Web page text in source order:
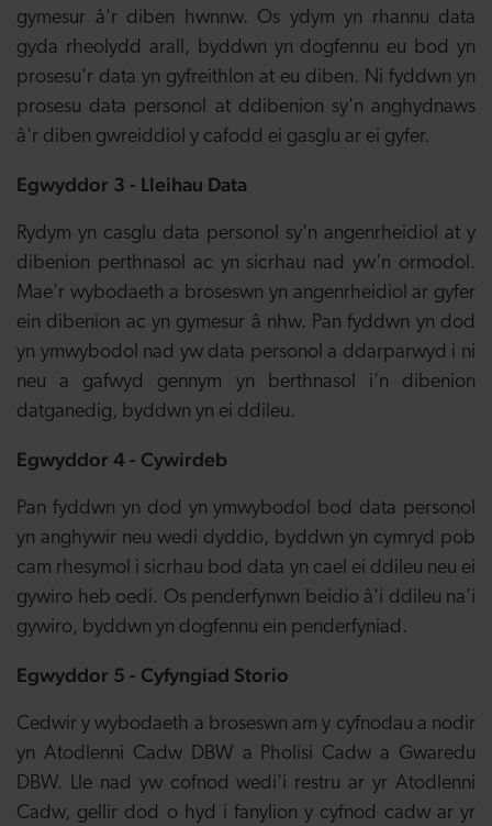
gymesur â'r diben hwnnw. Os ydym yn rhannu data
gyda rheolydd arall, byddwn yn dogfennu eu bod yn
prosesu'r data yn gyfreithlon at eu diben. Ni fyddwn yn
prosesu data personol at ddibenion sy'n anghydnaws
â'r diben gwreiddiol y cafodd ei gasglu ar ei gyfer.
Egwyddor 3 - Lleihau Data
Rydym yn casglu data personol sy'n angenrheidiol at y
dibenion perthnasol ac yn sicrhau nad yw'n ormodol.
Mae'r wybodaeth a broseswn yn angenrheidiol ar gyfer
ein dibenion ac yn gymesur â nhw. Pan fyddwn yn dod
yn ymwybodol nad yw data personol a ddarparwyd i ni
neu a gafwyd gennym yn berthnasol i'n dibenion
datganedig, byddwn yn ei ddileu.
Egwyddor 4 - Cywirdeb
Pan fyddwn yn dod yn ymwybodol bod data personol
yn anghywir neu wedi dyddio, byddwn yn cymryd pob
cam rhesymol i sicrhau bod data yn cael ei ddileu neu ei
gywiro heb oedi. Os penderfynwn beidio â'i ddileu na'i
gywiro, byddwn yn dogfennu ein penderfyniad.
Egwyddor 5 - Cyfyngiad Storio
Cedwir y wybodaeth a broseswn am y cyfnodau a nodir
yn Atodlenni Cadw DBW a Pholisi Cadw a Gwaredu
DBW. Lle nad yw cofnod wedi'i restru ar yr Atodlenni
Cadw, gellir dod o hyd i fanylion y cyfnod cadw ar yr